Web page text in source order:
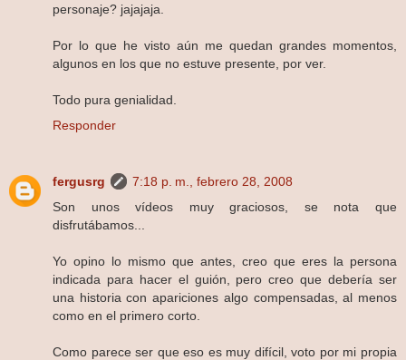
personaje? jajajaja.
Por lo que he visto aún me quedan grandes momentos,
algunos en los que no estuve presente, por ver.
Todo pura genialidad.
Responder
fergusrg
7:18 p. m., febrero 28, 2008
Son unos vídeos muy graciosos, se nota que
disfrutábamos...
Yo opino lo mismo que antes, creo que eres la persona
indicada para hacer el guión, pero creo que debería ser
una historia con apariciones algo compensadas, al menos
como en el primero corto.
Como parece ser que eso es muy difícil, voto por mi propia